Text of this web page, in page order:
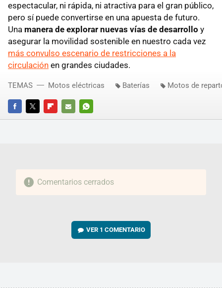
espectacular, ni rápida, ni atractiva para el gran público,
pero sí puede convertirse en una apuesta de futuro.
Una manera de explorar nuevas vías de desarrollo y
asegurar la movilidad sostenible en nuestro cada vez
más convulso escenario de restricciones a la
circulación en grandes ciudades.
FACEBOOKTWITTERFLIPBOARD
E-
WHATSAPP
TEMAS Motos eléctricas Baterías Motos de
Comentarios cerrados
VER 1 COMENTARIO